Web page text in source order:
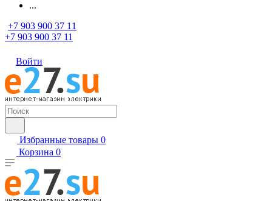
...
+7 903 900 37 11
+7 903 900 37 11
Войти
Избранные товары 0
Корзина 0